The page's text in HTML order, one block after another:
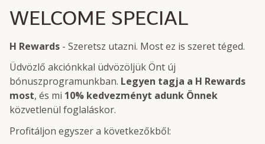
WELCOME SPECIAL
H Rewards - Szeretsz utazni. Most ez is szeret téged.
Üdvözlő akciónkkal üdvözöljük Önt új
bónuszprogramunkban. Legyen tagja a H Rewards
most, és mi 10% kedvezményt adunk Önnek
közvetlenül foglaláskor.
Profitáljon egyszer a következőkből: